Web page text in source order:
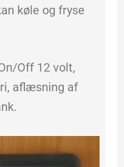
køle og fryse
Off 12 volt,
aflæsning af